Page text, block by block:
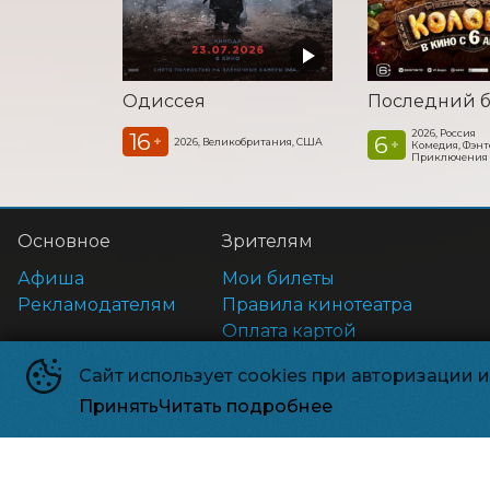
Одиссея
16 + 2026, Великобритания, США 6 +
2026, Россия
Комедия,
Приключения
Сайт использует cookies при авторизации
ПринятьЧитать подробнее
Основное
Афиша
Рекламодателям
Зрителям
Мои билеты
Правила кинотеатра
Оплата картой
Правила и соглашения